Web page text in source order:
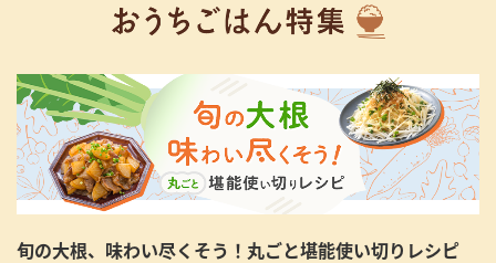
旬の大根、味わい尽くそう！丸ごと堪能使い切りレシピ